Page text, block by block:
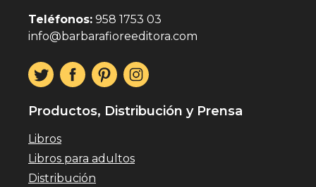
Teléfonos: 958 1753 03
info@barbarafioreeditora.com
Productos, Distribución y Prensa
Libros
Libros para adultos
Distribución